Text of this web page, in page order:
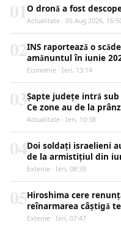
O dronă a fost
Actualitate · 05 Aug 2026,
INS raportează o
amănuntul în iunie
Economie · Ieri, 13:14
Șapte județe intră sub
Ce zone au de la
Actualitate · Ieri, 10:38
Doi soldați israelieni
de la armistițiul din
Externe · Ieri, 08:39
Hiroshima cere
reînarmarea câștigă
Externe · Ieri, 07:47